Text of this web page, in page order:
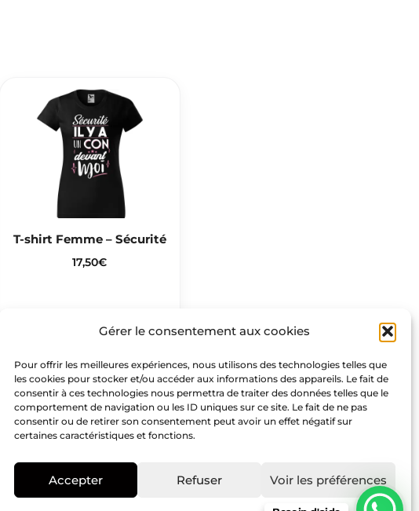
Gérer le consentement aux cookies
Pour offrir les meilleures expériences, nous utilisons des technologies telles que
les cookies pour stocker et/ou accéder aux informations des appareils. Le fait de
consentir à ces technologies nous permettra de traiter des données telles que le
comportement de navigation ou les ID uniques sur ce site. Le fait de ne pas
consentir ou de retirer son consentement peut avoir un effet négatif sur
certaines caractéristiques et fonctions.
Accepter Refuser Voir les préférences
T-shirt Femme – Sécurité
17,50€
Nous suivre
F
a
c
b
I
n
s
a
P
i